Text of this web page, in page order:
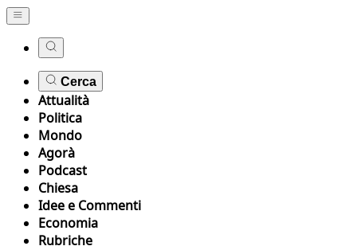
Cerca
Attualità
Politica
Mondo
Agorà
Podcast
Chiesa
Idee e Commenti
Economia
Rubriche